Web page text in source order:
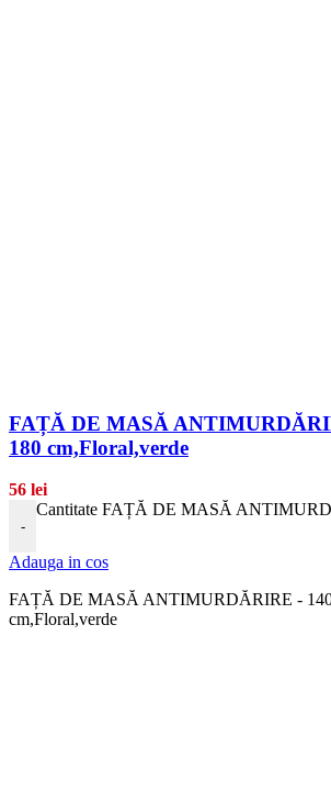
FAȚĂ DE MASĂ
180 cm,Floral,verde
56 lei
-
Cantitate FAȚĂ DE MASĂ
Adauga in cos
FAȚĂ DE MASĂ ANTIMURDĂRIRE -
cm,Floral,verde